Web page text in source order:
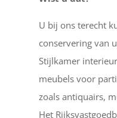
U bij ons terecht
conservering van
Stijlkamer
meubels voor
zoals antiquairs,
Het